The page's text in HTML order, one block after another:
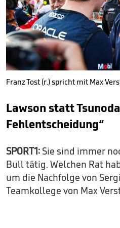
Franz Tost (r.) spricht mit Max
Lawson statt
Fehlentscheidung“
SPORT1: Sie sind immer
Bull tätig. Welchen Rat
um die Nachfolge von
Teamkollege von Max